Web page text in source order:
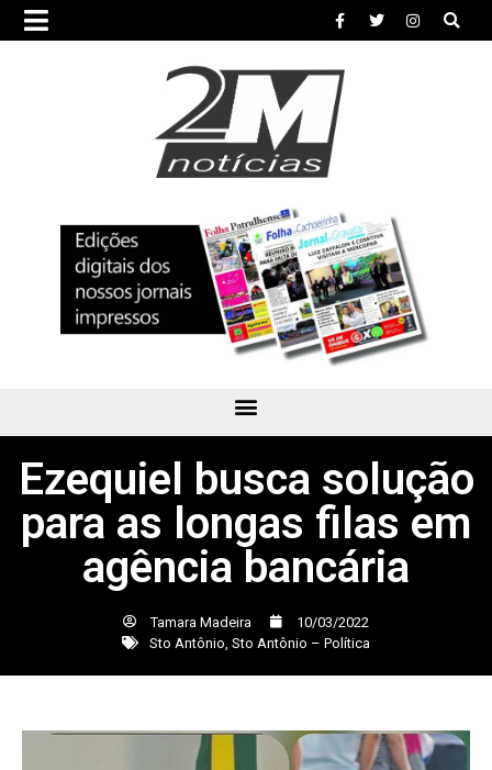
Ezequiel busca solução
para as longas filas em
agência bancária
Tamara Madeira
10/03/2022
Sto Antônio Sto Antônio – Política